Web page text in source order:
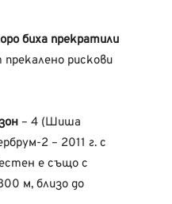
биха прекратили
рискови
– 4 (Шиша
2 – 2011 г. с
е също с
м, близо до